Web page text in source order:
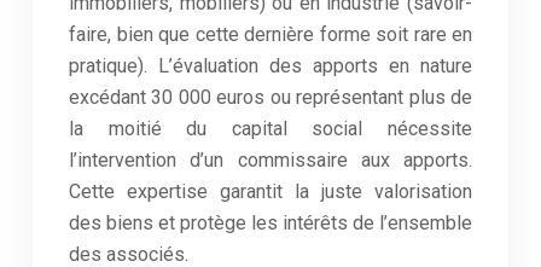
faire, bien que cette dernière forme soit rare en
pratique). L’évaluation des apports en nature
excédant 30 000 euros ou représentant plus de
la moitié du capital social nécessite
l’intervention d’un commissaire aux apports.
Cette expertise garantit la juste valorisation
des biens et protège les intérêts de l’ensemble
des associés.